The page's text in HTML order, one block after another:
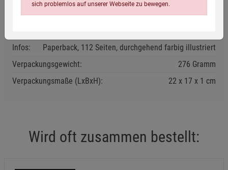
Verlag / Herausgeber:
Bassermann
Infos:
Paperback, 112 Seiten, durchgehend farbig illustriert
Verpackungsgewicht:
276 Gramm
Verpackungsmaße (LxBxH):
22 17 1 cm
Wird oft zusammen bestellt:
sich problemlos auf unserer Webseite zu bewegen.